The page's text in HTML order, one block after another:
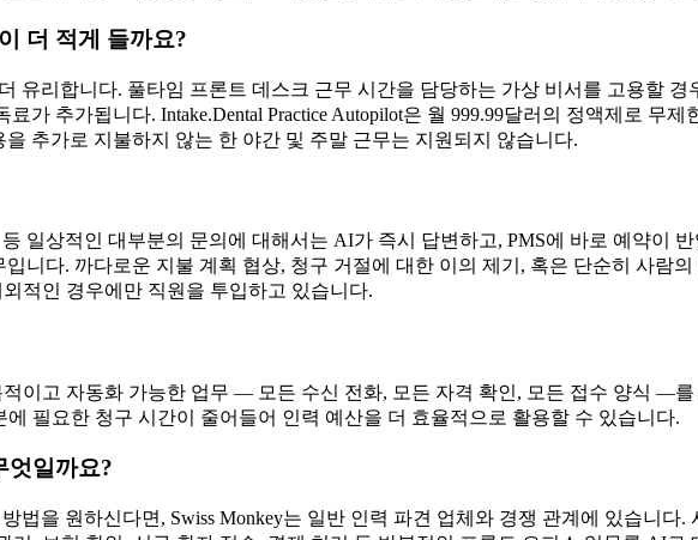
더 적게 들까요?
유리합니다. 풀타임 프론트 데스크 근무 시간을 담당하는 가상 비서를 고용할 경
가 추가됩니다. Intake.Dental Practice Autopilot은 월 999.99달러의 정액제로 무
추가로 지불하지 않는 한 야간 및 주말 근무는 지원되지 않습니다.
일상적인 대부분의 문의에 대해서는 AI가 즉시 답변하고, PMS에 바로 예약이
니다. 까다로운 지불 계획 협상, 청구 거절에 대한 이의 제기, 혹은 단순히 사람
적인 경우에만 직원을 투입하고 있습니다.
이고 자동화 가능한 업무 — 모든 수신 전화, 모든 자격 확인, 모든 접수 양식 —
필요한 청구 시간이 줄어들어 인력 예산을 더 효율적으로 활용할 수 있습니다.
엇일까요?
법을 원하신다면, Swiss Monkey는 일반 인력 파견 업체와 경쟁 관계에 있습니다.